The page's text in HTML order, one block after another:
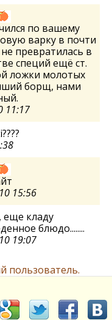
по вашему
варку в почти
превратилась в
специй ещё ст.
ложки молотых
борщ, нами
11:17
15:56
еще кладу
блюдо........
19:07
пользователь.